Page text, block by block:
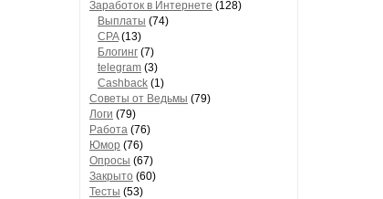
Заработок в Интернете (128)
Выплаты (74)
CPA(13)
Блогинг (7)
telegram (3)
Cashback (1)
Советы от Ведьмы (79)
Логи (79)
Работа (76)
Юмор (76)
Опросы (67)
Закрыто (60)
Тесты (53)